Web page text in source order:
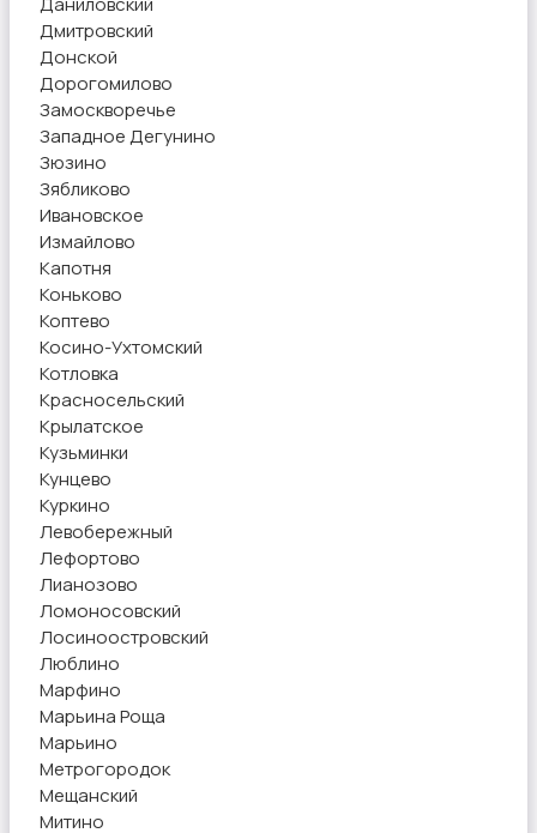
Дмитровский
Донской
Дорогомилово
Замоскворечье
Западное Дегунино
Зюзино
Зябликово
Ивановское
Измайлово
Капотня
Коньково
Коптево
Косино-Ухтомский
Котловка
Красносельский
Крылатское
Кузьминки
Кунцево
Куркино
Левобережный
Лефортово
Лианозово
Ломоносовский
Лосиноостровский
Люблино
Марфино
Марьина Роща
Марьино
Метрогородок
Мещанский
Митино